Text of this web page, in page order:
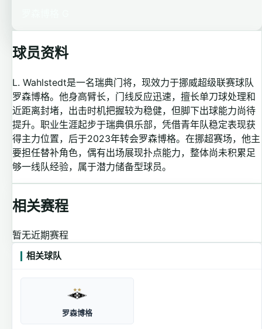
球员资料
L. Wahlstedt是一名瑞典门将，现效力于挪威超级联赛球队
罗森博格。他身高臂长，门线反应迅速，擅长单刀球处理和
近距离封堵，出击时机把握较为稳健，但脚下出球能力尚待
提升。职业生涯起步于瑞典俱乐部，凭借青年队稳定表现获
得主力位置，后于2023年转会罗森博格。在挪超赛场，他主
要担任替补角色，偶有出场展现扑点能力，整体尚未积累足
够一线队经验，属于潜力储备型球员。
相关赛程
暂无近期赛程
相关球队
罗森博格